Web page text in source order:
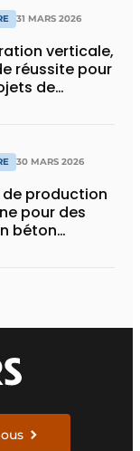
31 MARS 2026
verticale,
réussite pour
de
30 MARS 2026
de production
pour des
béton